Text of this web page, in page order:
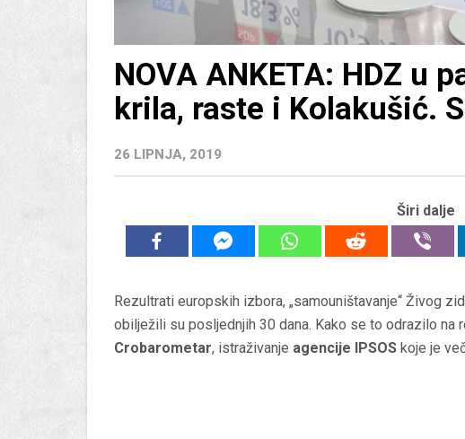
NOVA ANKETA: HDZ u
krila, raste i Kolakušić.
26 LIPNJA, 2019
Širi dalje
Rezultrati europskih izbora, „samouništavanje“ Živog
obilježili su posljednjih 30 dana. Kako se to odrazilo
Crobarometar, istraživanje agencije IPSOS koje je